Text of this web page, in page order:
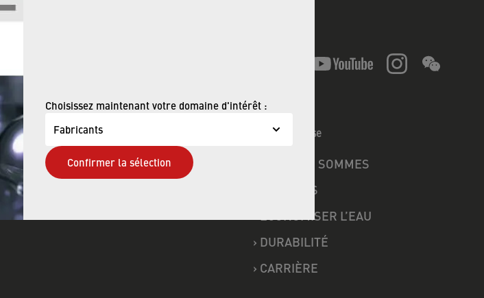
Choisissez maintenant votre domaine d'intérêt :
Fabricants
Confirmer la sélection
Consommateurs
CALCULATEUR D'ÉCONOMIE
D'EAU
Neoperl Suisse
QUI NOUS SOMMES
PRODUITS
›ÉCONOMISER L’EAU
› DURABILITÉ
› CARRIÈRE